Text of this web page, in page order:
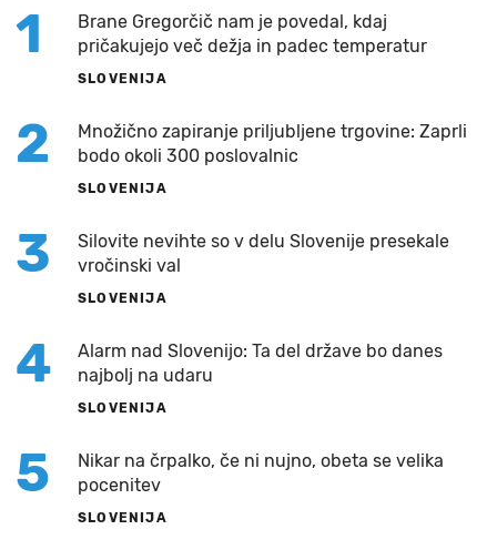
1
Brane Gregorčič nam je povedal, kdaj
pričakujejo več dežja in padec temperatur
SLOVENIJA
2
Množično zapiranje priljubljene trgovine: Zaprli
bodo okoli 300 poslovalnic
SLOVENIJA
3
Silovite nevihte so v delu Slovenije presekale
vročinski val
SLOVENIJA
4
Alarm nad Slovenijo: Ta del države bo danes
najbolj na udaru
SLOVENIJA
5
Nikar na črpalko, če ni nujno, obeta se velika
pocenitev
SLOVENIJA